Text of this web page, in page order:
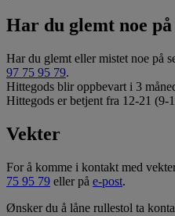
Har du glemt noe på
Har du glemt eller mistet noe på
97 75 95 79.
Hittegods blir oppbevart i 3
Hittegods er betjent fra 12-21 (9-
Vekter
For å komme i kontakt med
75 95 79 eller på e-post.
Ønsker du å låne rullestol ta